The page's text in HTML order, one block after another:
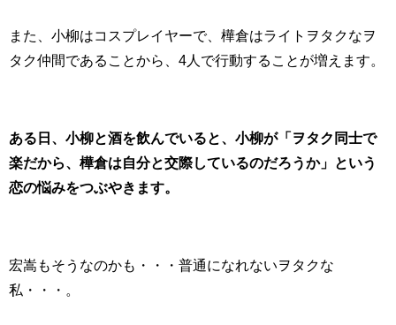
また、小柳はコスプレイヤーで、樺倉はライトヲタクなヲ
タク仲間であることから、4人で行動することが増えます。
ある日、小柳と酒を飲んでいると、小柳が「ヲタク同士で
楽だから、樺倉は自分と交際しているのだろうか」という
恋の悩みをつぶやきます。
宏嵩もそうなのかも・・・普通になれないヲタクな
私・・・。